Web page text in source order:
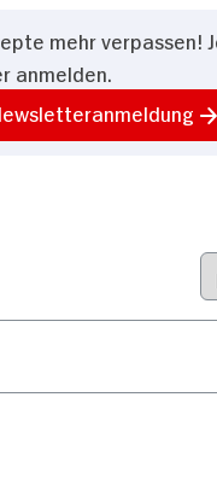
mehr verpassen!
anmelden.